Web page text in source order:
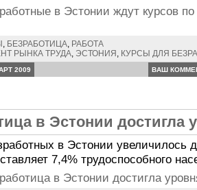
в Эстонии ждут курсов
, БЕЗРАБОТИЦА, РАБОТА
РЫНКА ТРУДА, ЭСТОНИЯ , КУРСЫ ДЛЯ
2009 ВАШ
в Эстонии достигла
в Эстонии увеличилось
7,4% трудоспособного
в Эстонии достигла